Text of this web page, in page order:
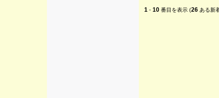
1 - 10 番目を表示 (26 ある新